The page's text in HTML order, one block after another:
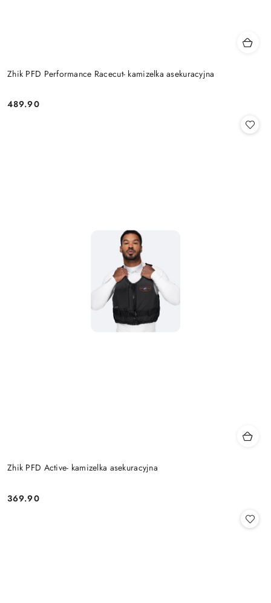
Zhik PFD Performance Racecut- kamizelka asekuracyjna
Cena:
489.90
Zhik PFD Active- kamizelka asekuracyjna
Cena:
369.90